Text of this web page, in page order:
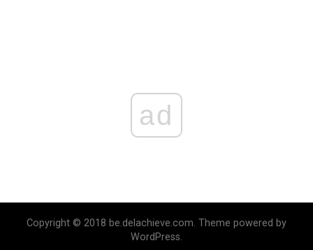
ad
Copyright © 2018 be.delachieve.com. Theme powered by
WordPress.